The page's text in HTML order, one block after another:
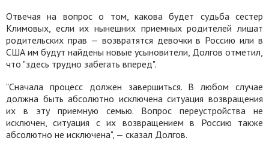
Отвечая на вопрос о том, какова будет судьба сестер
Климовых, если их нынешних приемных родителей лишат
родительских прав — возвратятся девочки в Россию или в
США им будут найдены новые усыновители, Долгов отметил,
что "здесь трудно забегать вперед".
"Сначала процесс должен завершиться. В любом случае
должна быть абсолютно исключена ситуация возвращения
их в эту приемную семью. Вопрос переустройства не
исключен, ситуация с их возвращением в Россию также
абсолютно не исключена", — сказал Долгов.